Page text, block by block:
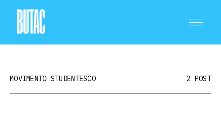
MOVIMENTO STUDENTESCO 2 POST